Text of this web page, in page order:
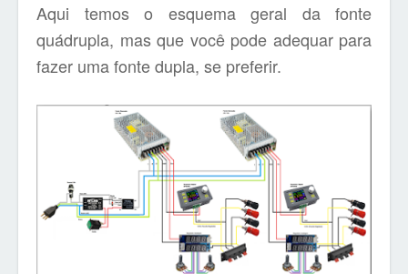
Aqui temos o esquema geral da fonte
quádrupla, mas que você pode adequar para
fazer uma fonte dupla, se preferir.